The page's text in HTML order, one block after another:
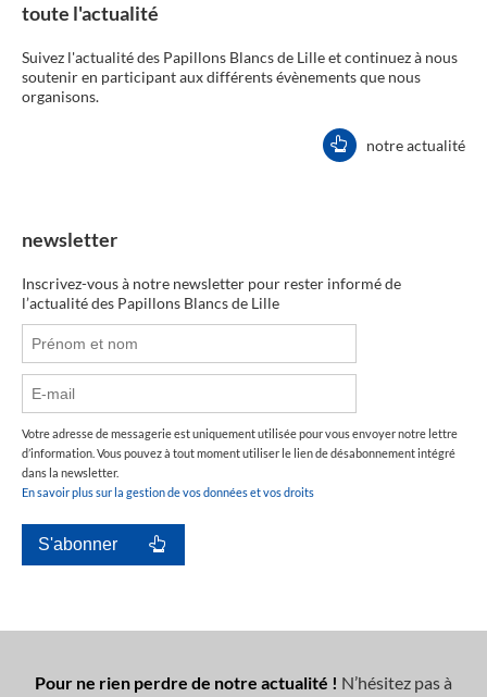
toute l'actualité
Suivez l'actualité des Papillons Blancs de Lille et continuez à nous
soutenir en participant aux différents évènements que nous
organisons.
notre actualité
newsletter
Inscrivez-vous à notre newsletter pour rester informé de
l’actualité des Papillons Blancs de Lille
Votre adresse de messagerie est uniquement utilisée pour vous envoyer notre lettre
d’information. Vous pouvez à tout moment utiliser le lien de désabonnement intégré
dans la newsletter.
En savoir plus sur la gestion de vos données et vos droits
Pour ne rien perdre de notre actualité ! N’hésitez pas à